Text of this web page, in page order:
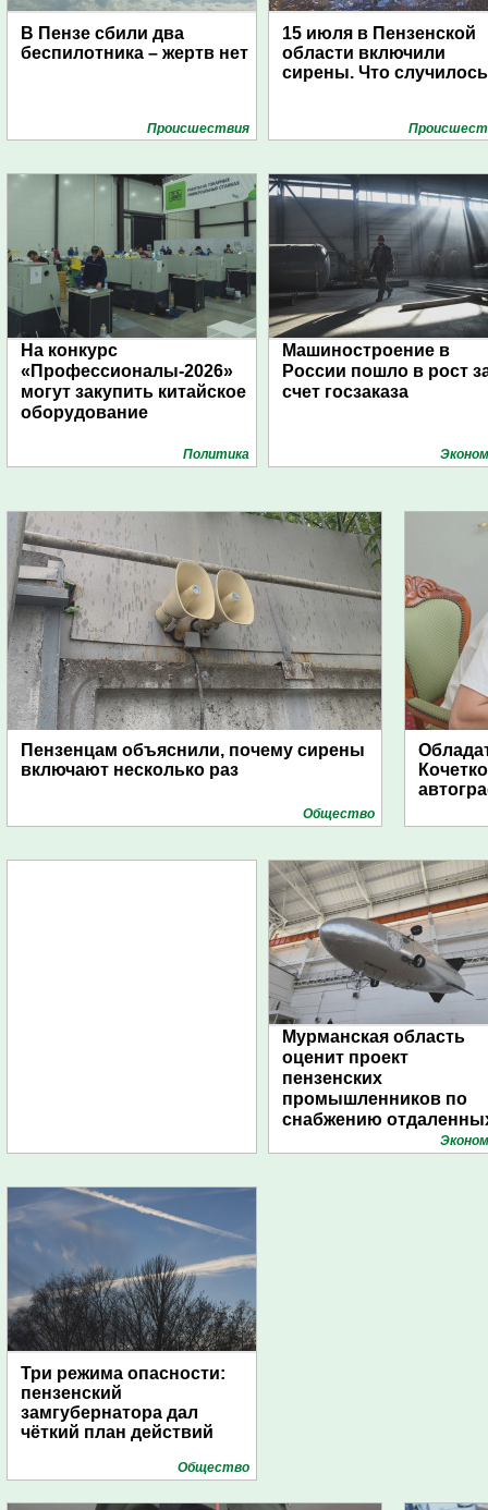
В Пензе сбили два
беспилотника – жертв нет
Проиcшествия
15 июля в Пензенской
области включили
сирены. Что
На конкурс
«Профессионалы-2026»
могут закупить китайское
оборудование
Политика
Машиностроение в
России пошло в рост
счет госзаказа
Пензенцам объяснили, почему сирены
включают несколько раз
Общество
Мурманская область
оценит проект
пензенских
промышленников по
снабжению
поселений с помощью
Три режима опасности:
пензенский
замгубернатора дал
чёткий план действий
Общество